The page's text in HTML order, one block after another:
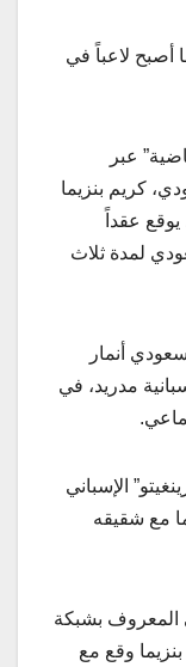
أصبح لاعباً في
عبر
كريم بنزيما
عقداً
لمدة ثلاث
أنمار
مدريد، في
الإسباني
مع شقيقه
المعروف بشبكة
وقع مع